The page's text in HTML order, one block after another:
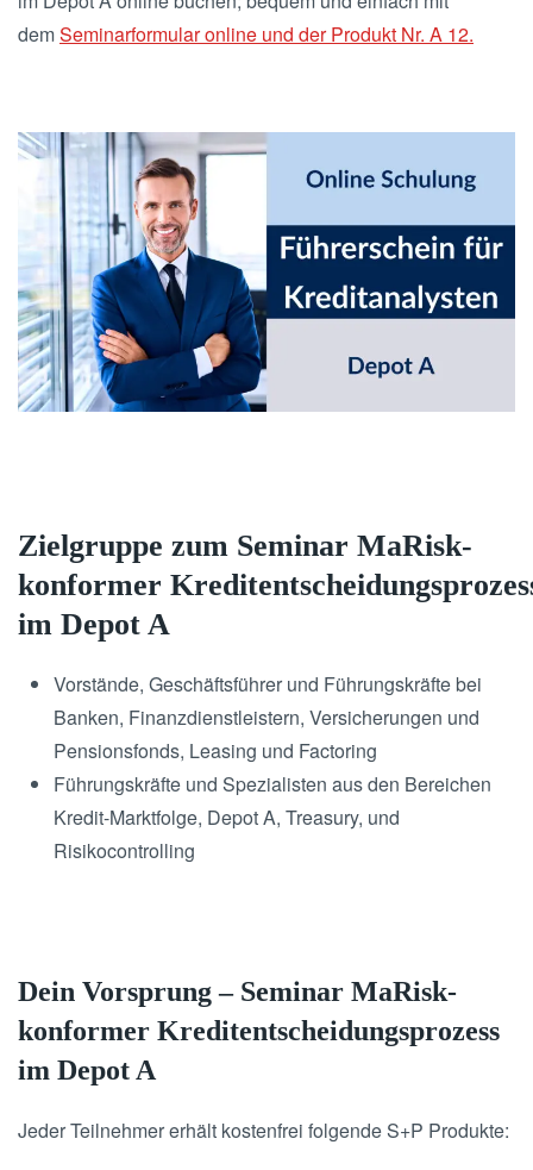
demSeminarformular online und der Produkt Nr. A 12.
Zielgruppe zum Seminar MaRisk-
konformer
im Depot A
Vorstände, Geschäftsführer und Führungskräfte bei
Banken, Finanzdienstleistern, Versicherungen und
Pensionsfonds, Leasing und Factoring
Führungskräfte und Spezialisten aus den Bereichen
Kredit-Marktfolge, Depot A, Treasury, und
Risikocontrolling
Dein Vorsprung – Seminar MaRisk-
konformer Kreditentscheidungsprozess
im Depot A
Jeder Teilnehmer erhält kostenfrei folgende S+P Produkte: